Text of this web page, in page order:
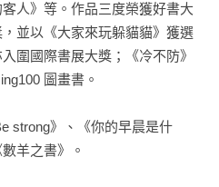
品都很佩服，插畫中的器物、
個細節都微妙的訴說春子的觀
覺有希望。攝影師我很哭哭，
，一樣的屋頂符號，在我手中
頂風景，在春子的筆下一塌糊
醒我們，黑熊、雲豹都要跟我
人》等。作品三度榮獲好書大
並以《大家來玩躲貓貓》獲選
圍國際書展大獎；《冷不防》
圖畫書。
strong》、《你的早晨是什
羊之書》。